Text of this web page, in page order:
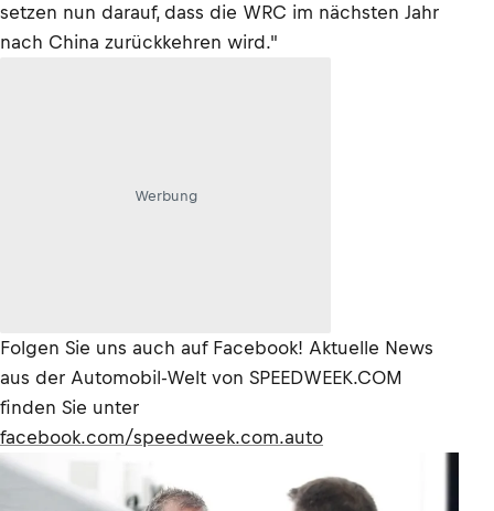
setzen nun darauf, dass die WRC im nächsten Jahr
nach China zurückkehren wird."
Werbung
Folgen Sie uns auch auf Facebook! Aktuelle News
aus der Automobil-Welt von SPEEDWEEK.COM
finden Sie unter
facebook.com/speedweek.com.auto